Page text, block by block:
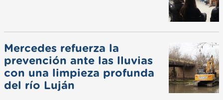
Mercedes refuerza la
prevención ante las lluvias
con una limpieza profunda
del río Luján